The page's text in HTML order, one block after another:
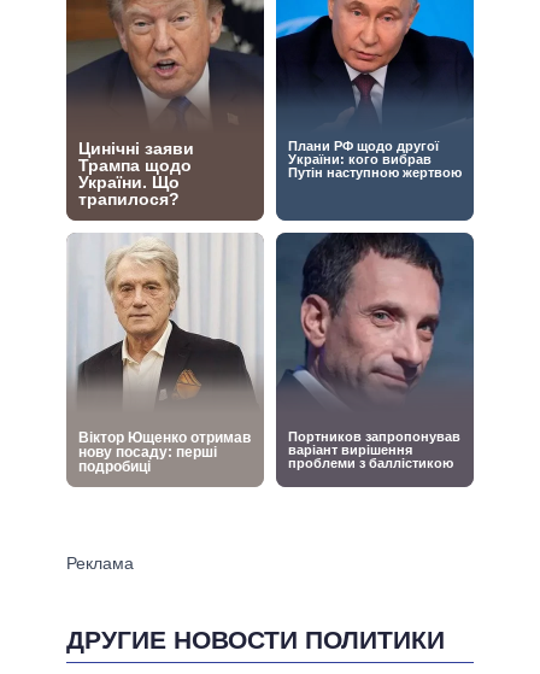
ДРУГИЕ НОВОСТИ ПОЛИТИКИ